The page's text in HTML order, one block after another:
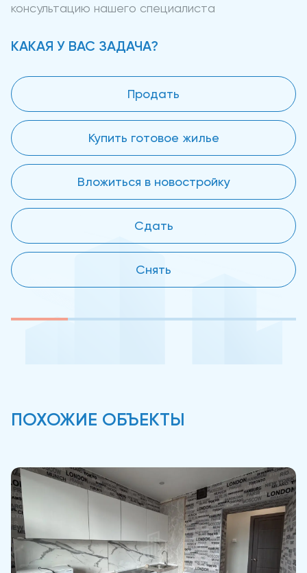
консультацию нашего специалиста
КАКАЯ У ВАС ЗАДАЧА?
Продать
Купить готовое жилье
Вложиться в новостройку
Сдать
Снять
ПОХОЖИЕ ОБЪЕКТЫ